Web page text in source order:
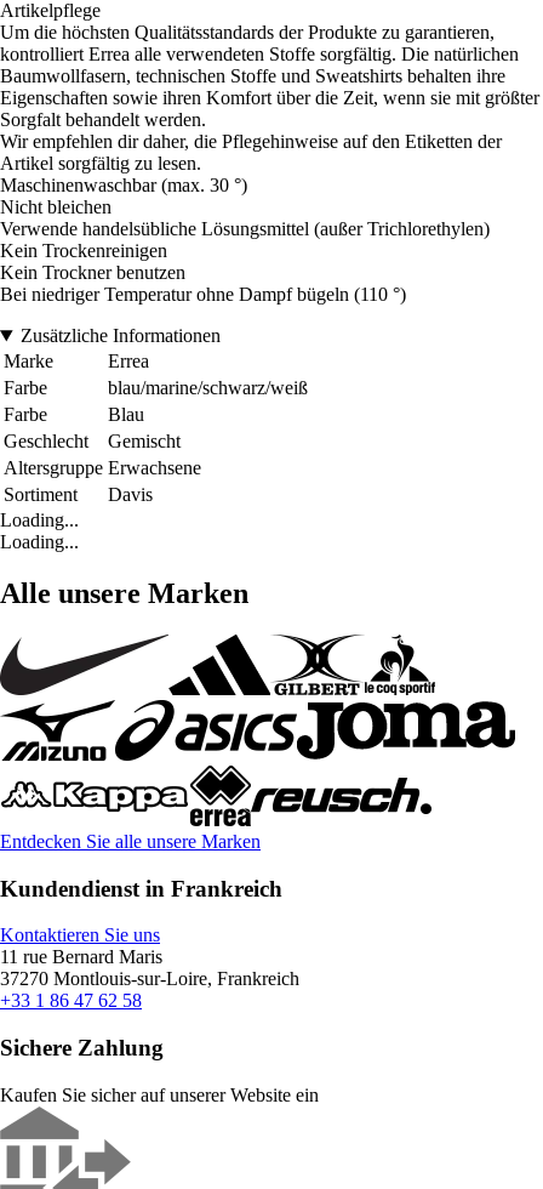
Artikelpflege
Um die höchsten Qualitätsstandards der Produkte zu garantieren,
kontrolliert Errea alle verwendeten Stoffe sorgfältig. Die natürlichen
Baumwollfasern, technischen Stoffe und Sweatshirts behalten ihre
Eigenschaften sowie ihren Komfort über die Zeit, wenn sie mit größter
Sorgfalt behandelt werden.
Wir empfehlen dir daher, die Pflegehinweise auf den Etiketten der
Artikel sorgfältig zu lesen.
Maschinenwaschbar (max. 30 °)
Nicht bleichen
Verwende handelsübliche Lösungsmittel (außer Trichlorethylen)
Kein Trockenreinigen
Kein Trockner benutzen
Bei niedriger Temperatur ohne Dampf bügeln (110 °)
Zusätzliche Informationen
Marke
Errea
Farbe
blau/marine/schwarz/weiß
Farbe
Blau
Geschlecht
Gemischt
Altersgruppe Erwachsene
Sortiment
Davis
Loading...
Loading...
Alle unsere Marken
Entdecken Sie alle unsere Marken
Kundendienst in Frankreich
Kontaktieren Sie uns
11 rue Bernard Maris
37270 Montlouis-sur-Loire, Frankreich
+33 1 86 47 62 58
Sichere Zahlung
Kaufen Sie sicher auf unserer Website ein